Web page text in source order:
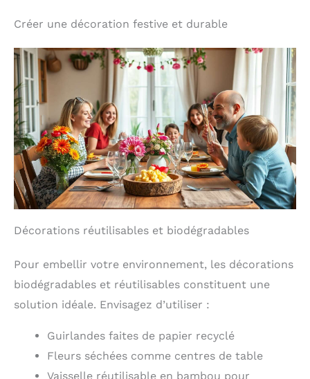
Créer une décoration festive et durable
Décorations réutilisables et biodégradables
Pour embellir votre environnement, les décorations
biodégradables et réutilisables constituent une
solution idéale. Envisagez d’utiliser :
Guirlandes faites de papier recyclé
Fleurs séchées comme centres de table
Vaisselle réutilisable en bambou pour